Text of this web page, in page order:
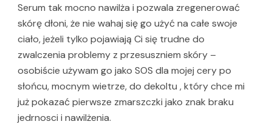
Serum tak mocno nawilża i pozwala zregenerować
skórę dłoni, że nie wahaj się go użyć na całe swoje
ciało, jeżeli tylko pojawiają Ci się trudne do
zwalczenia problemy z przesuszniem skóry –
osobiście używam go jako SOS dla mojej cery po
słońcu, mocnym wietrze, do dekoltu , który chce mi
już pokazać pierwsze zmarszczki jako znak braku
jedrnosci i nawilżenia.